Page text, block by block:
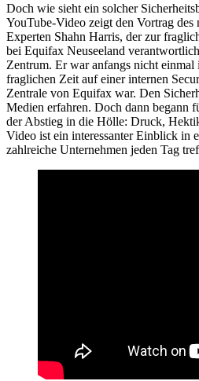
Doch wie sieht ein solcher
YouTube-Video zeigt den Vortrag des
Experten Shahn Harris, der zur
bei Equifax Neuseeland
Zentrum. Er war anfangs nicht
fraglichen Zeit auf einer internen
Zentrale von Equifax war. Den
Medien erfahren. Doch dann begann
der Abstieg in die Hölle: Druck,
Video ist ein interessanter Einblick in
zahlreiche Unternehmen jeden Tag